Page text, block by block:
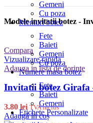
Gemeni
Cu poza
Meniuri botez
Fete
Baieti
Gemeni
Cu poza
Numere masa botez
Fete
Baieti
Gemeni
Etichete Personalizate
Modele invitatii botez -
Compara
Vizualizare rapida
Adauga in lista de dorinte
Invitatii botez Girafa
3.80 lei TVA inclus
Adaugă în coș